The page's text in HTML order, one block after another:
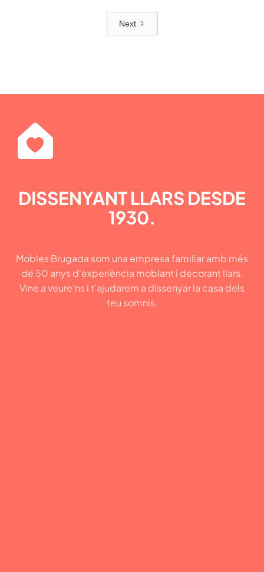
Next
DISSENYANT LLARS DESDE
1930.
Mobles Brugada som una empresa familiar amb més
de 50 anys d'experiència moblant i decorant llars.
Vine a veure'ns i t'ajudarem a dissenyar la casa dels
teu somnis.